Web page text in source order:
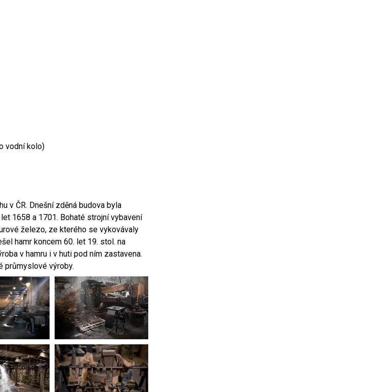
vodní kolo)
v ČR. Dnešní zděná budova byla
1658 a 1701. Bohaté strojní vybavení
železo, ze kterého se vykovávaly
hamr koncem 60. let 19. stol. na
v hamru i v huti pod ním zastavena.
průmyslové výroby.